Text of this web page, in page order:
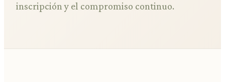
inscripción y el compromiso continuo.